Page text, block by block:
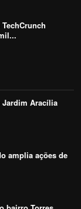
Jardim Aracília
amplia ações de